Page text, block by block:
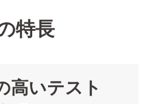
特長
高いテスト